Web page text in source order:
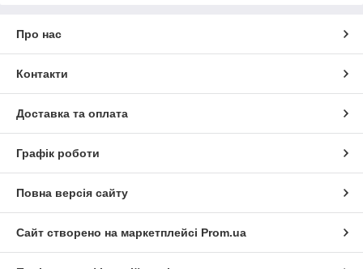
Про нас
Контакти
Доставка та оплата
Графік роботи
Повна версія сайту
Сайт створено на маркетплейсі Prom.ua